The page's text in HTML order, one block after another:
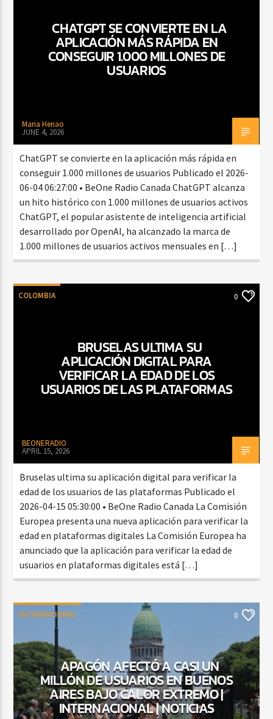
CURRENT SHOW
FIESTA DJ MIX
CHATGPT SE CONVIERTE EN LA
APLICACIÓN MÁS RÁPIDA EN
CONSEGUIR 1.000 MILLONES DE
USUARIOS
Maria Henao
JUNE 4, 2026
ChatGPT se convierte en la aplicación más rápida en
conseguir 1.000 millones de usuarios Publicado el 2026-
06-04 06:27:00 • BeOne Radio Canada ChatGPT alcanza
un hito histórico con 1.000 millones de usuarios activos
ChatGPT, el popular asistente de inteligencia artificial
desarrollado por OpenAI, ha alcanzado la marca de
1.000 millones de usuarios activos mensuales en […]
COLOMBIA 0
BRUSELAS ULTIMA SU
APLICACIÓN DIGITAL PARA
VERIFICAR LA EDAD DE LOS
USUARIOS DE LAS PLATAFORMAS
BEONERADIO
APRIL 15, 2026
Bruselas ultima su aplicación digital para verificar la
edad de los usuarios de las plataformas Publicado el
2026-04-15 05:30:00 • BeOne Radio Canada La Comisión
Europea presenta una nueva aplicación para verificar la
edad en plataformas digitales La Comisión Europea ha
anunciado que la aplicación para verificar la edad de
usuarios en plataformas digitales está […]
INTERNACIONAL 0
APAGÓN AFECTÓ A CASI UN
MILLÓN DE USUARIOS EN BUENOS
AIRES BAJO CALOR EXTREMO |
INTERNACIONAL | NOTICIAS